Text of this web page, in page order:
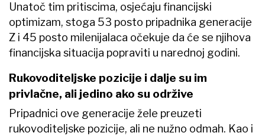
Unatoč tim pritiscima, osjećaju financijski
optimizam, stoga 53 posto pripadnika generacije
Z i 45 posto milenijalaca očekuje da će se njihova
financijska situacija popraviti u narednoj godini.
Rukovoditeljske pozicije i dalje su im
privlačne, ali jedino ako su održive
Pripadnici ove generacije žele preuzeti
rukovoditeljske pozicije, ali ne nužno odmah. Kao i